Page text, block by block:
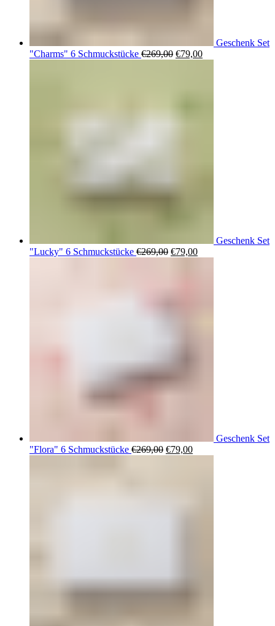
Geschenk Set
"Charms" 6 Schmuckstücke €269,00 Ursprünglicher
€79,00Aktueller
Geschenk Set
"Lucky" 6 Schmuckstücke €269,00 Ursprünglicher
€79,00Aktueller
Geschenk Set
"Flora" 6 Schmuckstücke €269,00 Ursprünglicher
€79,00Aktueller